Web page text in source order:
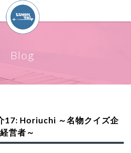
Blog
Horiuchi ～名物クイズ企
営者～